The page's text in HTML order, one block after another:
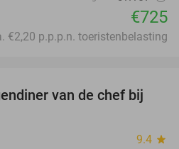
€725
€2,20 p.p.p.n. toeristenbelasting
39%
van de chef bij
9.4 star